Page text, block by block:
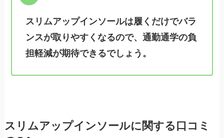
スリムアップインソールは履くだけでバラ
ンスが取りやすくなるので、通勤通学の負
担軽減が期待できるでしょう。
スリムアップインソールに関する口コミ